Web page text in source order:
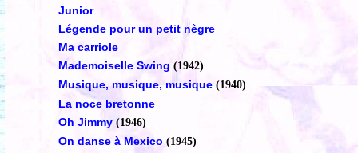
Junior
Légende pour un petit nègre
Ma carriole
Mademoiselle Swing (1942)
Musique, musique, musique (1940)
La noce bretonne
Oh Jimmy (1946)
On danse à Mexico (1945)